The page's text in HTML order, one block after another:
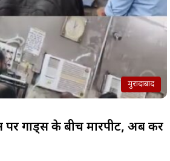
मुरादाबाद
पर गार्ड्स के बीच मारपीट, अब कर